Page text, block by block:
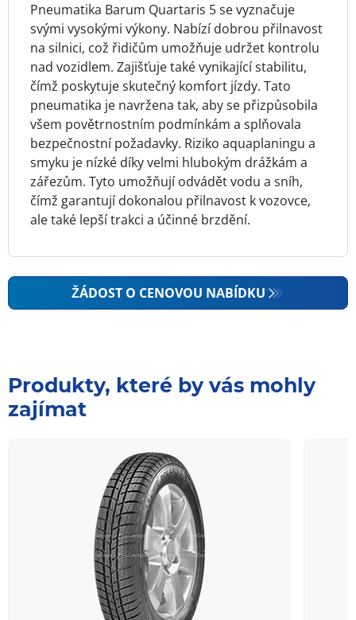
Pneumatika Barum Quartaris 5 se vyznačuje
svými vysokými výkony. Nabízí dobrou přilnavost
na silnici, což řidičům umožňuje udržet kontrolu
nad vozidlem. Zajišťuje také vynikající stabilitu,
čímž poskytuje skutečný komfort jízdy. Tato
pneumatika je navržena tak, aby se přizpůsobila
všem povětrnostním podmínkám a splňovala
bezpečnostní požadavky. Riziko aquaplaningu a
smyku je nízké díky velmi hlubokým drážkám a
zářezům. Tyto umožňují odvádět vodu a sníh,
čímž garantují dokonalou přilnavost k vozovce,
ale také lepší trakci a účinné brzdění.
ŽÁDOST O CENOVOU NABÍDKU
Produkty, které by vás mohly
zajímat